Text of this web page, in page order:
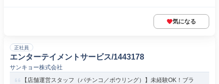
気になる
正社員
エンターテイメントサービス/1443178
サンキョー株式会社
【店舗運営スタッフ（パチンコ／ボウリング）】未経験OK！ブラ